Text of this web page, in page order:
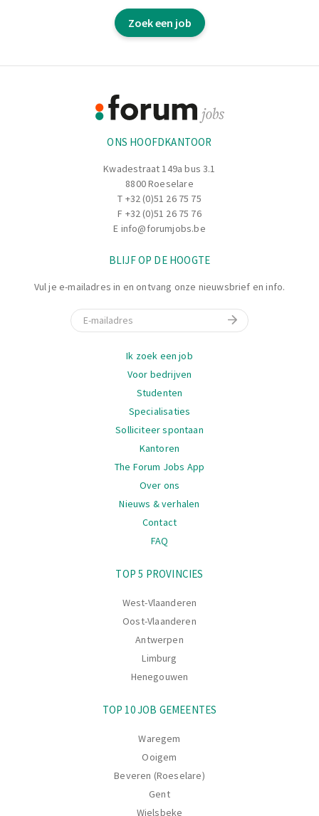
Bedienen van computergestuurde
productiemachinessamen met je collega’s.
Coördineren van de planning
optimaal rendement.
en bewaken van de orde en
Zoek een job
ONS HOOFDKANTOOR
Kwadestraat 149a bus 3.1
8800 Roeselare
T +32 (0)51 26 75 75
F +32 (0)51 26 75 76
E info@forumjobs.be
BLIJF OP DE HOOGTE
Vul je e-mailadres in en ontvang onze nieuwsbrief en info.
E-mail
Ik zoek een job
Voor bedrijven
Studenten
Specialisaties
Solliciteer spontaan
Kantoren
The Forum Jobs App
Over ons
Nieuws & verhalen
Contact
FAQ
TOP 5 PROVINCIES
West-Vlaanderen
Oost-Vlaanderen
Antwerpen
Limburg
Henegouwen
TOP 10 JOB GEMEENTES
Waregem
Ooigem
Beveren (Roeselare)
Gent
Wielsbeke